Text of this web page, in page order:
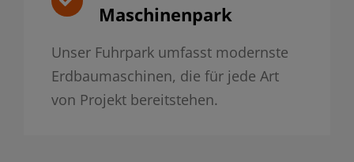
Maschinenpark
Unser Fuhrpark umfasst modernste
Erdbaumaschinen, die für jede Art
von Projekt bereitstehen.